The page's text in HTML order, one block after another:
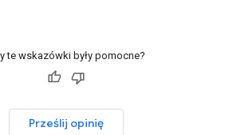
te wskazówki były pomocne?
Prześlij opinię